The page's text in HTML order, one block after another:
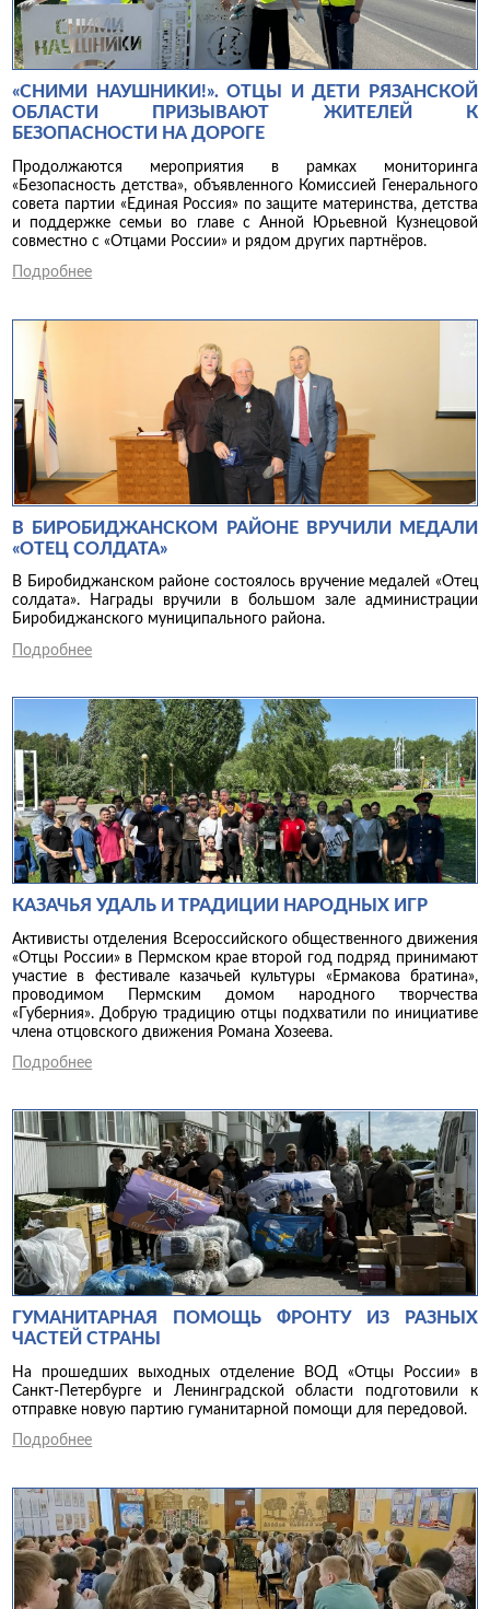
«СНИМИ НАУШНИКИ!». ОТЦЫ И ДЕТИ РЯЗАНСКОЙ
ОБЛАСТИ ПРИЗЫВАЮТ ЖИТЕЛЕЙ К
БЕЗОПАСНОСТИ НА ДОРОГЕ
Продолжаются мероприятия в рамках мониторинга
«Безопасность детства», объявленного Комиссией Генерального
совета партии «Единая Россия» по защите материнства, детства
и поддержке семьи во главе с Анной Юрьевной Кузнецовой
совместно с «Отцами России» и рядом других партнёров.
Подробнее
В БИРОБИДЖАНСКОМ РАЙОНЕ ВРУЧИЛИ МЕДАЛИ
«ОТЕЦ СОЛДАТА»
В Биробиджанском районе состоялось вручение медалей «Отец
солдата». Награды вручили в большом зале администрации
Биробиджанского муниципального района.
Подробнее
КАЗАЧЬЯ УДАЛЬ И ТРАДИЦИИ НАРОДНЫХ ИГР
Активисты отделения Всероссийского общественного движения
«Отцы России» в Пермском крае второй год подряд принимают
участие в фестивале казачьей культуры «Ермакова братина»,
проводимом Пермским домом народного творчества
«Губерния». Добрую традицию отцы подхватили по инициативе
члена отцовского движения Романа Хозеева.
Подробнее
ГУМАНИТАРНАЯ ПОМОЩЬ ФРОНТУ ИЗ РАЗНЫХ
ЧАСТЕЙ СТРАНЫ
На прошедших выходных отделение ВОД «Отцы России» в
Санкт-Петербурге и Ленинградской области подготовили к
отправке новую партию гуманитарной помощи для передовой.
Подробнее